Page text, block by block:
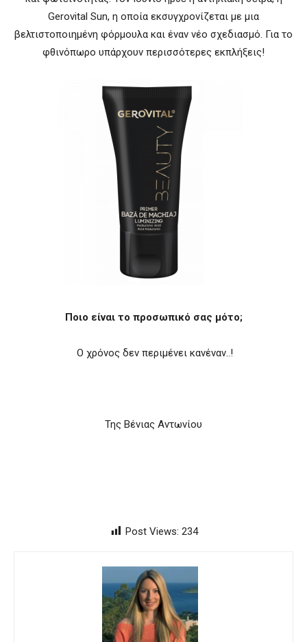
Gerovital Sun, η οποία εκσυγχρονίζεται με μια
βελτιστοποιημένη φόρμουλα και έναν νέο σχεδιασμό. Για το
φθινόπωρο υπάρχουν περισσότερες εκπλήξεις!
Ποιο είναι το προσωπικό σας μότο;
Ο χρόνος δεν περιμένει κανέναν..!
Της Βένιας Αντωνίου
Post Views: 234